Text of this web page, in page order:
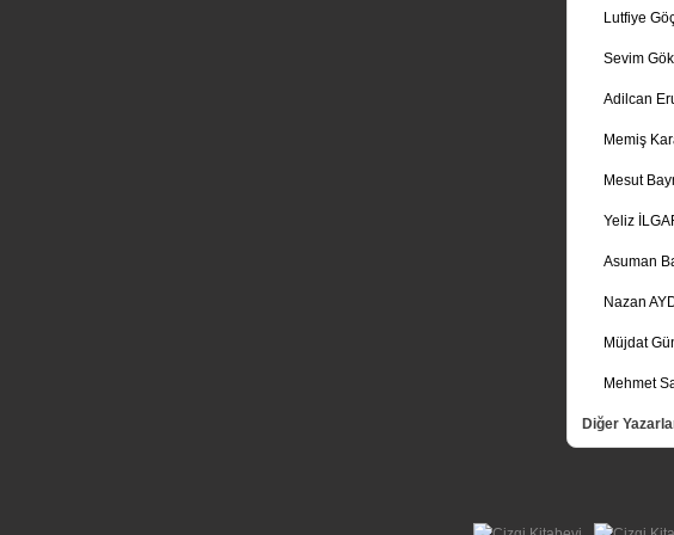
Lutfiye
Sevim
Adilcan
Memiş
Mesut
Yeliz
Asuman
Nazan
Müjdat
Mehmet
Diğer